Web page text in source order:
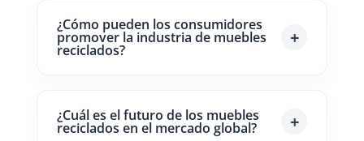
¿Cómo pueden los consumidores
promover la industria de muebles
reciclados?
¿Cuál es el futuro de los muebles
reciclados en el mercado global?